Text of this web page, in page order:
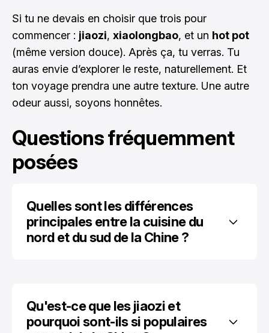
Si tu ne devais en choisir que trois pour
commencer : jiaozi, xiaolongbao, et un hot pot
(même version douce). Après ça, tu verras. Tu
auras envie d’explorer le reste, naturellement. Et
ton voyage prendra une autre texture. Une autre
odeur aussi, soyons honnêtes.
Questions fréquemment
posées
Quelles sont les différences
principales entre la cuisine du
nord et du sud de la Chine ?
Qu'est-ce que les jiaozi et
pourquoi sont-ils si populaires